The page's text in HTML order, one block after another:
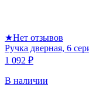
★Нет отзывов
Ручка дверная, 6
1 092 ₽
В наличии